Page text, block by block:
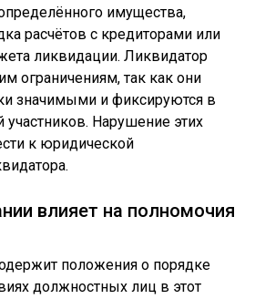
имущества,
расчётов с кредиторами или
ликвидации. Ликвидатор
ограничениям, так как они
значимыми и фиксируются в
участников. Нарушение этих
к юридической
влияет на полномочия
положения о порядке
должностных лиц в этот